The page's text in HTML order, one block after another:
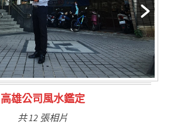
林氏福主量子生基造命
共 6 張相片